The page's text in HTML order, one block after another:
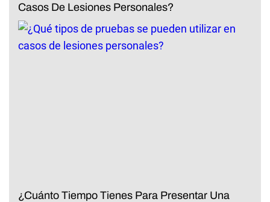
Casos De Lesiones Personales?
¿Cuánto Tiempo Tienes Para Presentar Una